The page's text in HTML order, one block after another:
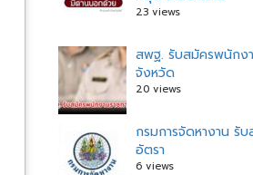
23 views
สพฐ. รับสมัครพนักง
จังหวัด
20 views
กรมการจัดหางาน รั
อัตรา
6 views